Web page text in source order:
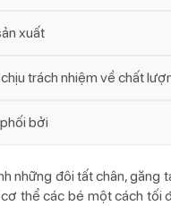
xuất
trách nhiệm về chất
bởi
những đôi tất chân, găng
thể các bé một cách tối